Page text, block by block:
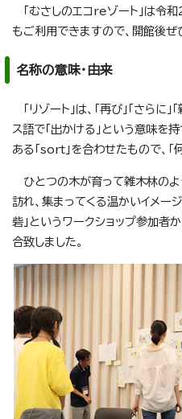
「むさしのエコreゾート」は令
もご利用できますので、開館後ぜ
名称の意味・由来
「リゾート」は、「再び」「さらに
ス語で「出かける」という意味を
ある「sort」を合わせたもので、「
ひとつの木が育って雑木林のよ
訪れ、集まってくる温かいイメー
砦」というワークショップ参加者
合致しました。